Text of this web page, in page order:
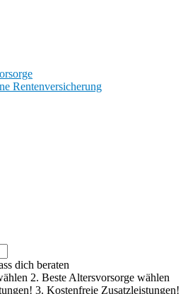
Rentenversicherung
dich beraten
2. Beste Altersvorsorge wählen
3. Kostenfreie Zusatzleistungen!